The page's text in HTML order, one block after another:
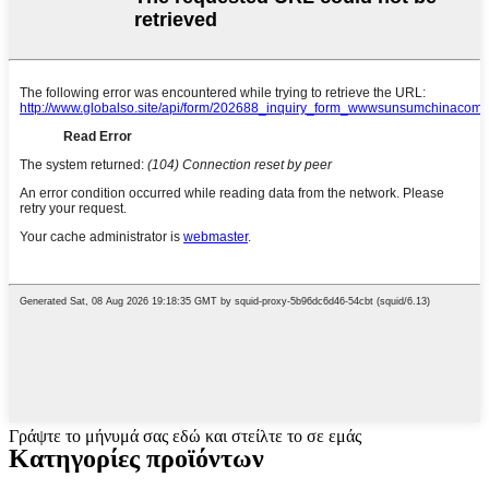
Γράψτε το μήνυμά σας εδώ και στείλτε το σε εμάς
Κατηγορίες προϊόντων